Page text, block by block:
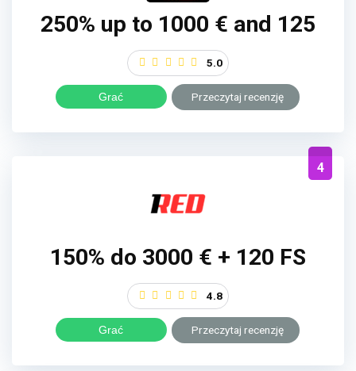
250% up to 1000 € and 125
5.0
Grać Przeczytaj recenzję
4
150% do 3000 € + 120 FS
4.8
Grać Przeczytaj recenzję